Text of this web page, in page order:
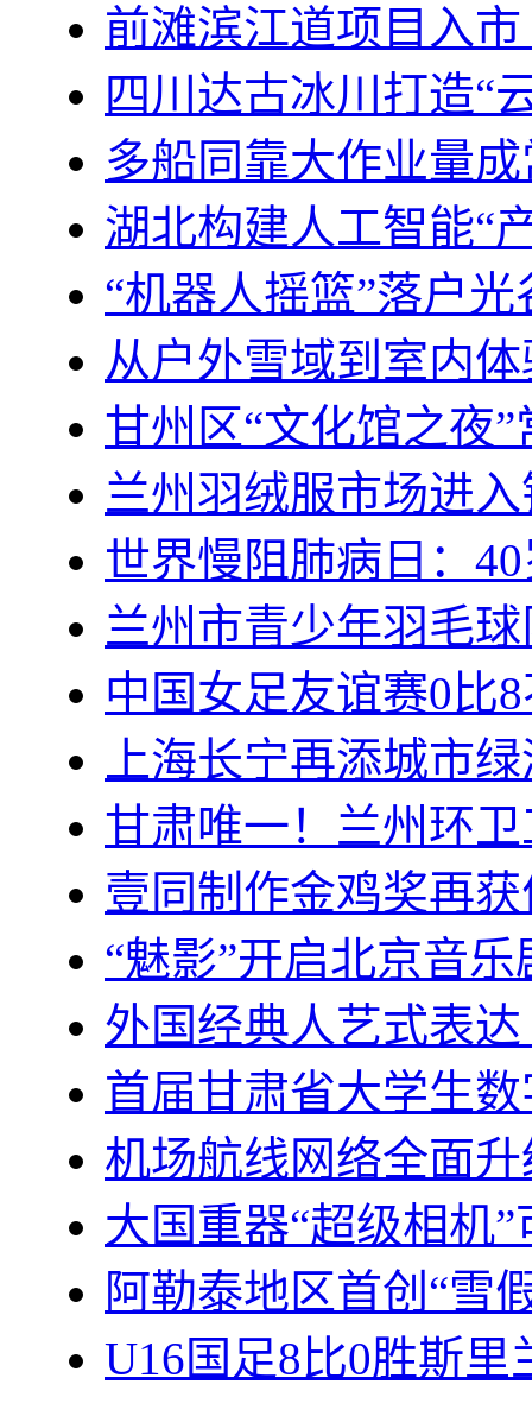
前滩滨江道项目入
四川达古冰川打造“
多船同靠大作业量
湖北构建人工智能“
“机器人摇篮”落户
从户外雪域到室内
甘州区“文化馆之夜
兰州羽绒服市场进
世界慢阻肺病日：
兰州市青少年羽毛
中国女足友谊赛0比
上海长宁再添城市
甘肃唯一！兰州环
壹同制作金鸡奖再
“魅影”开启北京音
外国经典人艺式表
首届甘肃省大学生
机场航线网络全面
大国重器“超级相机
阿勒泰地区首创“雪
U16国足8比0胜斯